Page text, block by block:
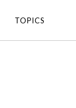
TOPICS